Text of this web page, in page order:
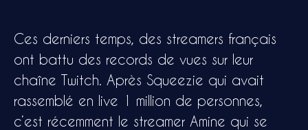
Ces derniers temps, des streamers français
ont battu des records de vues sur leur
chaîne Twitch. Après Squeezie qui avait
rassemblé en live 1 million de personnes,
c’est récemment le streamer Amine qui se